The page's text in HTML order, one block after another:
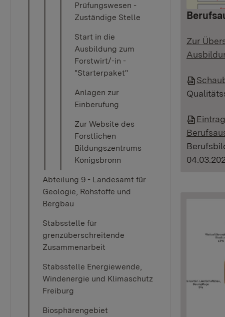
Prüfungswesen -
Zuständige Stelle
Start in die
Ausbildung zum
Forstwirt/-in -
"Starterpaket"
Anlagen zur
Einberufung
Zur Website des
Forstlichen
Bildungszentrums
Königsbronn
Abteilung 9 - Landesamt für
Geologie, Rohstoffe und
Bergbau
Stabsstelle für
grenzüberschreitende
Zusammenarbeit
Stabsstelle Energiewende,
Windenergie und Klimaschutz
Freiburg
Biosphärengebiet
Zur